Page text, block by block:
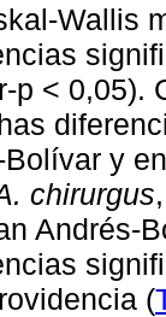
Wallis
p < 0,05).
y
chirurgus
Andrés-
(